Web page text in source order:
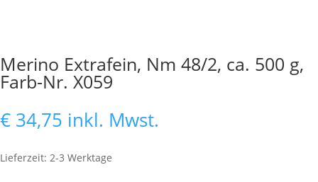
Merino Extrafein, Nm 48/2, ca. 500 g,
Farb-Nr. X059
€ 34,75 inkl. Mwst.
Lieferzeit: 2-3 Werktage